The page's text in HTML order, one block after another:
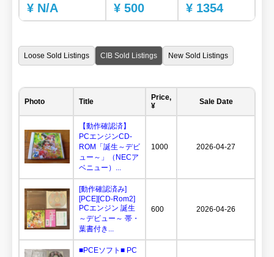
¥ N/A ¥ 500 ¥ 1354
Loose Sold Listings CIB Sold Listings New Sold Listings
Photo Title
Price,
¥
Sale Date
【動作確認済】
PCエンジンCD-
ROM「誕生～デビ
ュー～」（NECア
ベニュー）...
1000 2026-04-27
[動作確認済み]
[PCE][CD-Rom2]
PCエンジン 誕生
～デビュー～ 帯・
葉書付き...
600 2026-04-26
■PCEソフト■ PC